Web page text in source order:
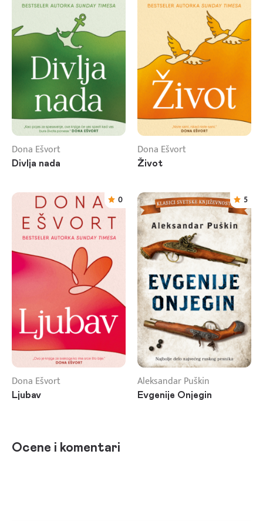
Dona Ešvort
Divlja nada
Dona Ešvort
Život
0
Dona Ešvort
Ljubav
5
Aleksandar Puškin
Evgenije Onjegin
Ocene i komentari